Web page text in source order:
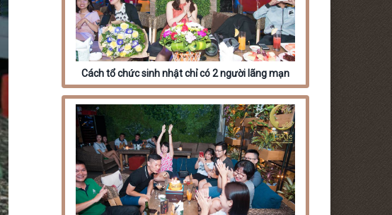
Cách tổ chức sinh nhật chỉ có 2 người lãng mạn